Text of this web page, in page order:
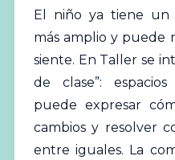
El niño ya tiene un
más amplio y puede
siente. En Taller se
de clase”:
puede expresar
cambios y resolver
entre iguales. La